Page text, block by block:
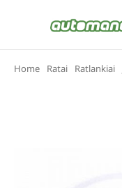
You are here:
Home Ratai Ratlankiai